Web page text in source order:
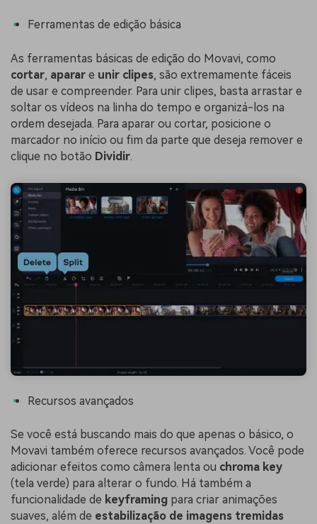
Ferramentas de edição básica
As ferramentas básicas de edição do Movavi, como
cortar, aparar e unir clipes, são extremamente fáceis
de usar e compreender. Para unir clipes, basta arrastar e
soltar os vídeos na linha do tempo e organizá-los na
ordem desejada. Para aparar ou cortar, posicione o
marcador no início ou fim da parte que deseja remover e
clique no botão Dividir.
Recursos avançados
Se você está buscando mais do que apenas o básico, o
Movavi também oferece recursos avançados. Você pode
adicionar efeitos como câmera lenta ou chroma key
(tela verde) para alterar o fundo. Há também a
funcionalidade de keyframing para criar animações
suaves, além de estabilização de imagens tremidas